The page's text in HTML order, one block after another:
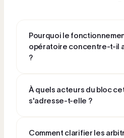
Pourquoi le
opératoire concentre-t-il
?
À quels acteurs du bloc
s'adresse-t-elle ?
Comment clarifier les